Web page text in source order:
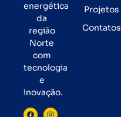
energética
da
região
Norte
com
tecnologia
e
inovação.
Projetos
Contatos